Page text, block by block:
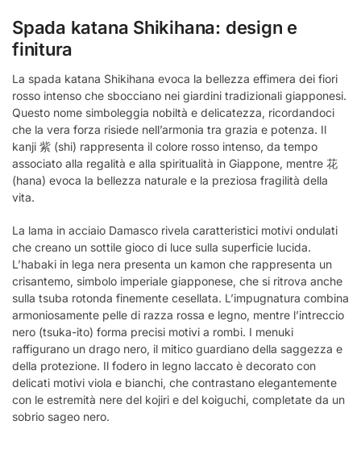
Spada katana Shikihana: design e
finitura
La spada katana Shikihana evoca la bellezza effimera dei fiori
rosso intenso che sbocciano nei giardini tradizionali giapponesi.
Questo nome simboleggia nobiltà e delicatezza, ricordandoci
che la vera forza risiede nell’armonia tra grazia e potenza. Il
kanji 紫 (shi) rappresenta il colore rosso intenso, da tempo
associato alla regalità e alla spiritualità in Giappone, mentre 花
(hana) evoca la bellezza naturale e la preziosa fragilità della
vita.
La lama in acciaio Damasco rivela caratteristici motivi ondulati
che creano un sottile gioco di luce sulla superficie lucida.
L’habaki in lega nera presenta un kamon che rappresenta un
crisantemo, simbolo imperiale giapponese, che si ritrova anche
sulla tsuba rotonda finemente cesellata. L’impugnatura combina
armoniosamente pelle di razza rossa e legno, mentre l’intreccio
nero (tsuka-ito) forma precisi motivi a rombi. I menuki
raffigurano un drago nero, il mitico guardiano della saggezza e
della protezione. Il fodero in legno laccato è decorato con
delicati motivi viola e bianchi, che contrastano elegantemente
con le estremità nere del kojiri e del koiguchi, completate da un
sobrio sageo nero.